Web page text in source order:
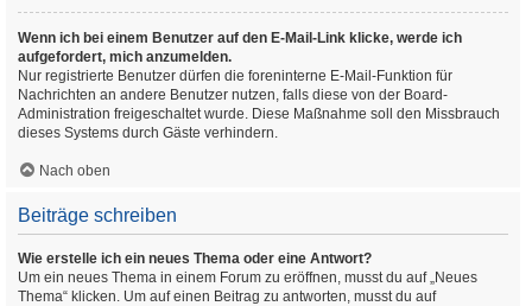
Wenn ich bei einem Benutzer auf den E-Mail-Link klicke, werde ich
aufgefordert, mich anzumelden.
Nur registrierte Benutzer dürfen die foreninterne E-Mail-Funktion für
Nachrichten an andere Benutzer nutzen, falls diese von der Board-
Administration freigeschaltet wurde. Diese Maßnahme soll den Missbrauch
dieses Systems durch Gäste verhindern.
Nach oben
Beiträge schreiben
Wie erstelle ich ein neues Thema oder eine Antwort?
Um ein neues Thema in einem Forum zu eröffnen, musst du auf „Neues
Thema“ klicken. Um auf einen Beitrag zu antworten, musst du auf